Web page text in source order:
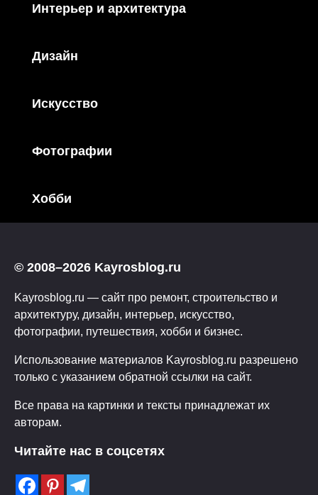
Интерьер и архитектура
Дизайн
Искусство
Фотографии
Хобби
© 2008–2026 Kayrosblog.ru
Kayrosblog.ru — сайт про ремонт, строительство и
архитектуру, дизайн, интерьер, искусство,
фотографии, путешествия, хобби и бизнес.
Использование материалов Kayrosblog.ru разрешено
только с указанием обратной ссылки на сайт.
Все права на картинки и тексты принадлежат их
авторам.
Читайте нас в соцсетях